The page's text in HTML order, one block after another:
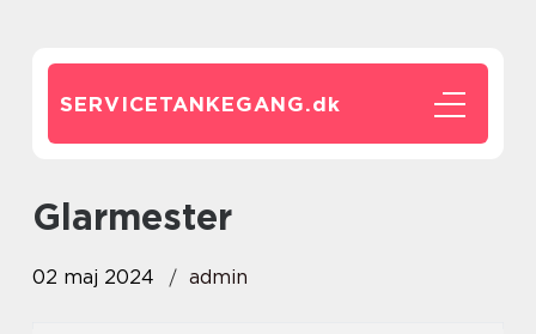
SERVICETANKEGANG.dk
glarmester
02 maj 2024 admin